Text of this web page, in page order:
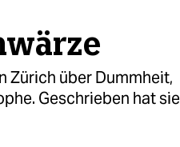
Zürich über Dummheit,
Geschrieben hat sie